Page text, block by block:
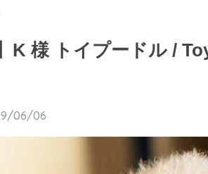
K 様 トイプードル /
06/06